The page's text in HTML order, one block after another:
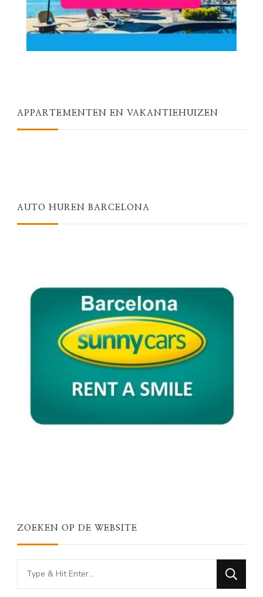
APPARTEMENTEN EN VAKANTIEHUIZEN
AUTO HUREN BARCELONA
ZOEKEN OP DE WEBSITE
Looking
for